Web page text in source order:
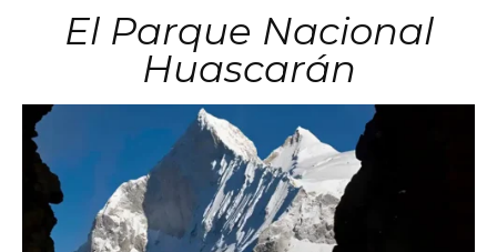
El Parque Nacional
Huascarán